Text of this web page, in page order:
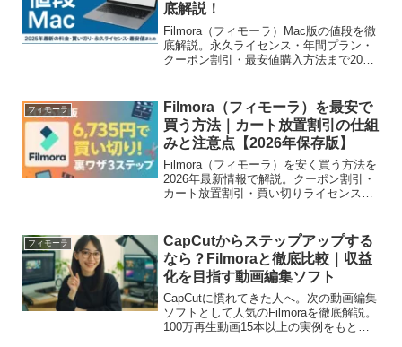
底解説！
Filmora（フィモーラ）Mac版の値段を徹
底解説。永久ライセンス・年間プラン・
クーポン割引・最安値購入方法まで2025
掲載。
フィモーラ
Filmora（フィモーラ）を最安で
買う方法｜カート放置割引の仕組
みと注意点【2026年保存版】
Filmora（フィモーラ）を安く買う方法を
2026年最新情報で解説。クーポン割引・
カート放置割引・買い切りライセンス
も分かりやすくまとめました。
フィモーラ
CapCutからステップアップする
なら？Filmoraと徹底比較｜収益
化を目指す動画編集ソフト
CapCutに慣れてきた人へ。次の動画編集
ソフトとして人気のFilmoraを徹底解説。
100万再生動画15本以上の実例をもと